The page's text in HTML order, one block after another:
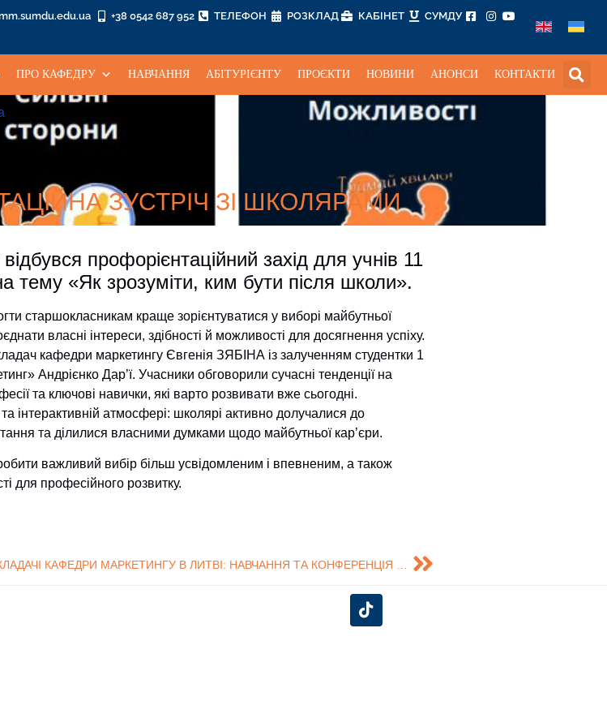
+38 0542 687 952 ТЕЛЕФОН РОЗКЛАД КАБІНЕТ СУМДУ
ПРО КАФЕДРУ НАВЧАННЯ АБІТУРІЄНТУ ПРОЄКТИ НОВИНИ АНОНСИ КОНТАКТИ
ЗУСТРІЧ ЗІ ШКОЛЯРАМИ
профорієнтаційний захід для учнів 11
тему «Як зрозуміти, ким бути після школи».
старшокласникам краще зорієнтуватися у виборі майбутньої
власні інтереси, здібності й можливості для досягнення успіху.
кафедри маркетингу Євгенія ЗЯБІНА із залученням студентки 1
Андрієнко Дар’ї. Учасники обговорили сучасні тенденції на
та ключові навички, які варто розвивати вже сьогодні.
інтерактивній атмосфері: школярі активно долучалися до
та ділилися власними думками щодо майбутньої кар’єри.
важливий вибір більш усвідомленим і впевненим, а також
для професійного розвитку.